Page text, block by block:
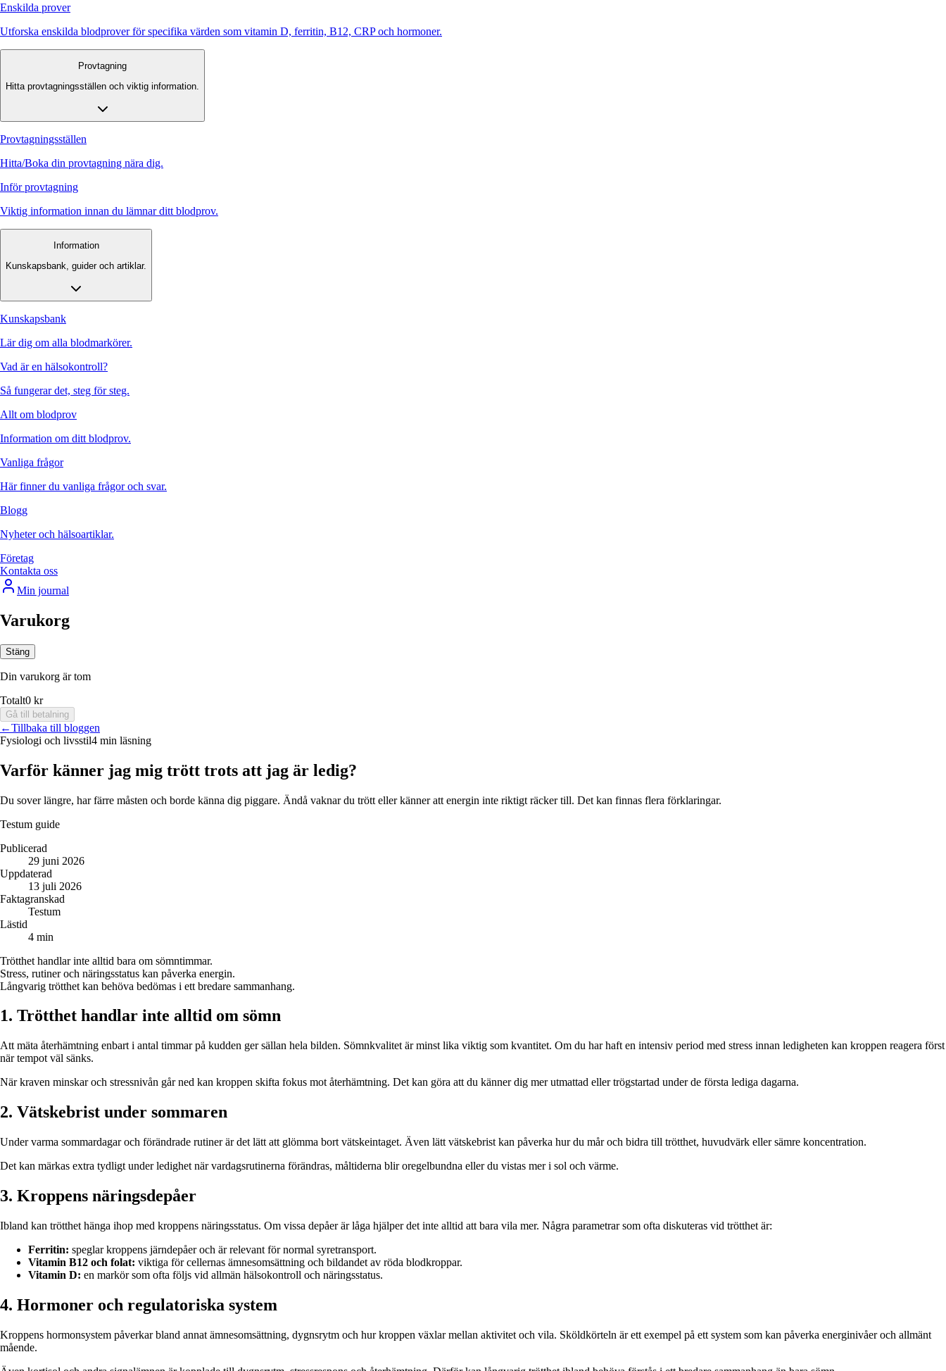
Enskilda prover
Utforska enskilda blodprover för specifika värden som vitamin D, ferritin, B12, CRP och hormoner.
Provtagning
Hitta provtagningsställen och viktig information.
Provtagningsställen
Hitta/Boka din provtagning nära dig.
Inför provtagning
Viktig information innan du lämnar ditt blodprov.
Information
Kunskapsbank, guider och artiklar.
Kunskapsbank
Lär dig om alla blodmarkörer.
Vad är en hälsokontroll?
Så fungerar det, steg för steg.
Allt om blodprov
Information om ditt blodprov.
Vanliga frågor
Här finner du vanliga frågor och svar.
Blogg
Nyheter och hälsoartiklar.
Företag
Kontakta oss
Min journal
Varukorg
Stäng
Din varukorg är tom
Totalt0 kr
Gå till betalning
←Tillbaka till bloggen
Fysiologi och livsstil4 min läsning
Varför känner jag mig trött trots att jag är ledig?
Du sover längre, har färre måsten och borde känna dig piggare. Ändå vaknar du trött eller känner att energin inte riktigt räcker till. Det kan finnas flera förklaringar.
Testum guide
Publicerad
29 juni 2026
Uppdaterad
13 juli 2026
Faktagranskad
Testum
Lästid
4 min
Trötthet handlar inte alltid bara om sömntimmar.
Stress, rutiner och näringsstatus kan påverka energin.
Långvarig trötthet kan behöva bedömas i ett bredare sammanhang.
1. Trötthet handlar inte alltid om sömn
Att mäta återhämtning enbart i antal timmar på kudden ger sällan hela bilden. Sömnkvalitet är minst lika viktig som kvantitet. Om du har haft en intensiv period med stress innan ledigheten kan kroppen reagera först
när tempot väl sänks.
När kraven minskar och stressnivån går ned kan kroppen skifta fokus mot återhämtning. Det kan göra att du känner dig mer utmattad eller trögstartad under de första lediga dagarna.
2. Vätskebrist under sommaren
Under varma sommardagar och förändrade rutiner är det lätt att glömma bort vätskeintaget. Även lätt vätskebrist kan påverka hur du mår och bidra till trötthet, huvudvärk eller sämre koncentration.
Det kan märkas extra tydligt under ledighet när vardagsrutinerna förändras, måltiderna blir oregelbundna eller du vistas mer i sol och värme.
3. Kroppens näringsdepåer
Ibland kan trötthet hänga ihop med kroppens näringsstatus. Om vissa depåer är låga hjälper det inte alltid att bara vila mer. Några parametrar som ofta diskuteras vid trötthet är:
Ferritin: speglar kroppens järndepåer och är relevant för normal syretransport.
Vitamin B12 och folat: viktiga för cellernas ämnesomsättning och bildandet av röda blodkroppar.
Vitamin D: en markör som ofta följs vid allmän hälsokontroll och näringsstatus.
4. Hormoner och regulatoriska system
Kroppens hormonsystem påverkar bland annat ämnesomsättning, dygnsrytm och hur kroppen växlar mellan aktivitet och vila. Sköldkörteln är ett exempel på ett system som kan påverka energinivåer och allmänt
mående.